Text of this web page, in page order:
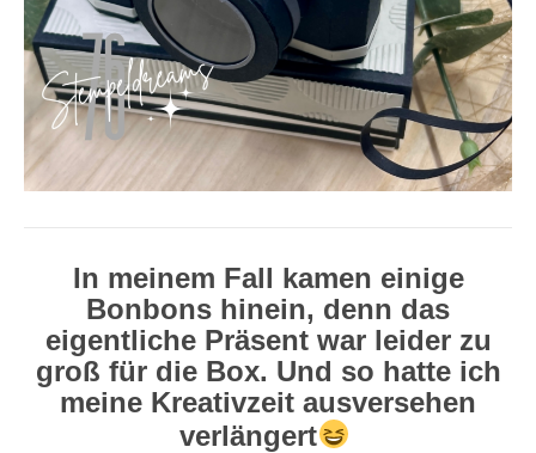
In meinem Fall kamen einige
Bonbons hinein, denn das
eigentliche Präsent war leider zu
groß für die Box. Und so hatte ich
meine Kreativzeit ausversehen
verlängert